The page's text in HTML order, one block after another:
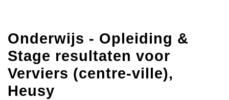
Onderwijs - Opleiding &
Stage resultaten voor
Verviers (centre-ville),
Heusy